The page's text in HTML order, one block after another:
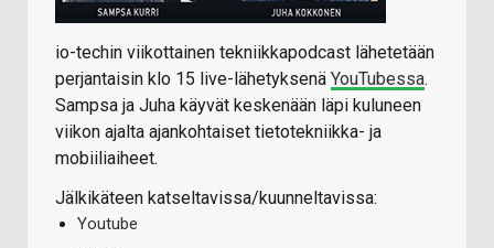
io-techin viikottainen tekniikkapodcast lähetetään
perjantaisin klo 15 live-lähetyksenä YouTubessa.
Sampsa ja Juha käyvät keskenään läpi kuluneen
viikon ajalta ajankohtaiset tietotekniikka- ja
mobiiliaiheet.
Jälkikäteen katseltavissa/kuunneltavissa:
Youtube